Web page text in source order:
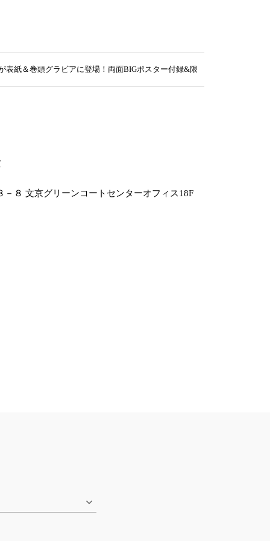
紙＆巻頭グラビアに登場！両面BIGポスター付録&限定QUOカード応募
－８ 文京グリーンコートセンターオフィス18F